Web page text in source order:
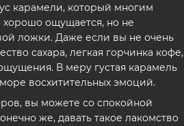
карамели, который многим
хорошо ощущается, но не
ложки. Даже если вы не очень
сахара, легкая горчинка кофе,
В меру густая карамель
восхитительных эмоций.
вы можете со спокойной
же, давать такое лакомство